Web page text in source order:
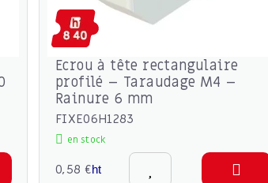
Ecrou à tête rectangulaire
profilé – Taraudage M4 –
Rainure 6 mm
FIXE06H1283
en stock
0,58 €ht